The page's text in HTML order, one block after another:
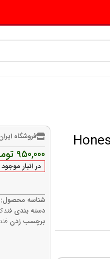
فروشگاه
950,000
در انبار
شناسه محصول:
دسته بندی
برچسب زدن